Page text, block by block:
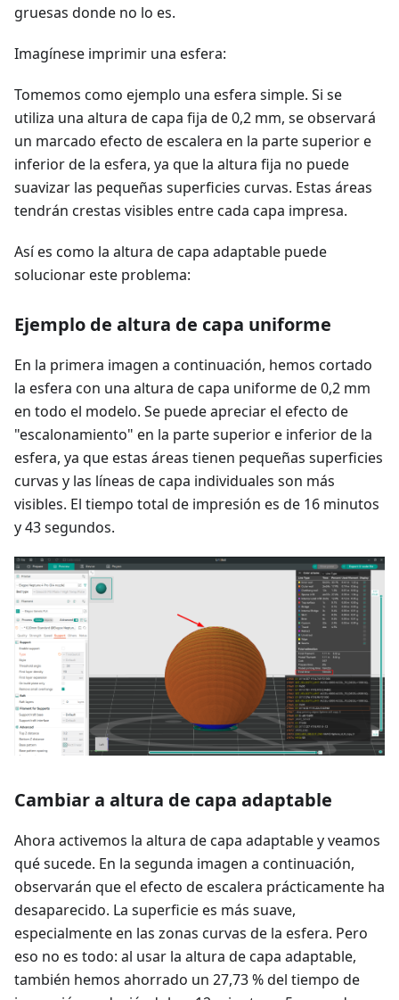
gruesas donde no lo es.
Imagínese imprimir una esfera:
Tomemos como ejemplo una esfera simple. Si se
utiliza una altura de capa fija de 0,2 mm, se observará
un marcado efecto de escalera en la parte superior e
inferior de la esfera, ya que la altura fija no puede
suavizar las pequeñas superficies curvas. Estas áreas
tendrán crestas visibles entre cada capa impresa.
Así es como la altura de capa adaptable puede
solucionar este problema:
Ejemplo de altura de capa uniforme
En la primera imagen a continuación, hemos cortado
la esfera con una altura de capa uniforme de 0,2 mm
en todo el modelo. Se puede apreciar el efecto de
"escalonamiento" en la parte superior e inferior de la
esfera, ya que estas áreas tienen pequeñas superficies
curvas y las líneas de capa individuales son más
visibles. El tiempo total de impresión es de 16 minutos
y 43 segundos.
Cambiar a altura de capa adaptable
Ahora activemos la altura de capa adaptable y veamos
qué sucede. En la segunda imagen a continuación,
observarán que el efecto de escalera prácticamente ha
desaparecido. La superficie es más suave,
especialmente en las zonas curvas de la esfera. Pero
eso no es todo: al usar la altura de capa adaptable,
también hemos ahorrado un 27,73 % del tiempo de